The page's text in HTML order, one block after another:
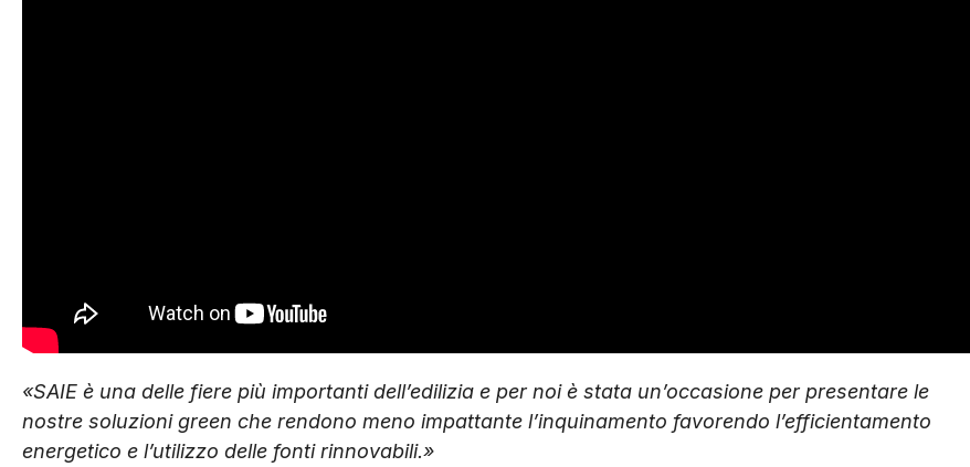
«SAIE è una delle fiere più importanti dell’edilizia e per noi è stata un’occasione per presentare le
nostre soluzioni green che rendono meno impattante l’inquinamento favorendo l’efficientamento
energetico e l’utilizzo delle fonti rinnovabili.»